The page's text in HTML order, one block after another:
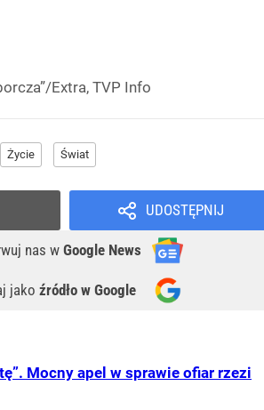
Extra, TVP Info
Życie Świat
UDOSTĘPNIJ
nas w Google News
jako źródło w Google
Mocny apel w sprawie ofiar rzezi